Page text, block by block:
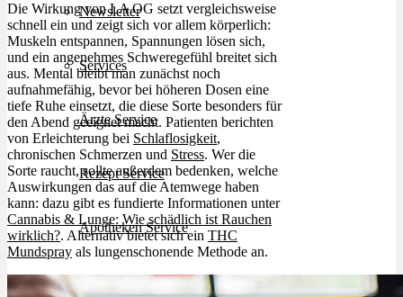
Newsletter
Services
Ärzte Service
Rezept Service
Apotheken Service
Die Wirkung von LA OG setzt vergleichsweise
schnell ein und zeigt sich vor allem körperlich:
Muskeln entspannen, Spannungen lösen sich,
und ein angenehmes Schweregefühl breitet sich
aus. Mental bleibt man zunächst noch
aufnahmefähig, bevor bei höheren Dosen eine
tiefe Ruhe einsetzt, die diese Sorte besonders für
den Abend geeignet macht. Patienten berichten
von Erleichterung bei Schlaflosigkeit,
chronischen Schmerzen und Stress. Wer die
Sorte raucht, sollte außerdem bedenken, welche
Auswirkungen das auf die Atemwege haben
kann: dazu gibt es fundierte Informationen unter
Cannabis & Lunge: Wie schädlich ist Rauchen
wirklich?. Alternativ bietet sich ein THC
Mundspray als lungenschonende Methode an.